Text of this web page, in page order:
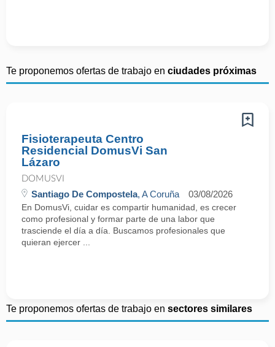
Te proponemos ofertas de trabajo en ciudades próximas
Fisioterapeuta Centro
Residencial DomusVi San
Lázaro
DOMUSVI
Santiago De Compostela, A Coruña 03/08/2026
En DomusVi, cuidar es compartir humanidad, es crecer
como profesional y formar parte de una labor que
trasciende el día a día. Buscamos profesionales que
quieran ejercer ...
Te proponemos ofertas de trabajo en sectores similares